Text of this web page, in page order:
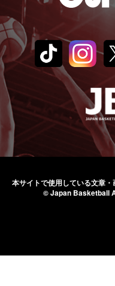
本サイトで使用している文章
© Japan Basketball